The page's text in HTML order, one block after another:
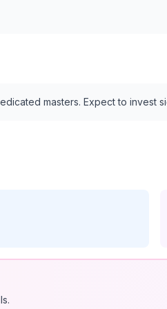
masters. Expect to invest